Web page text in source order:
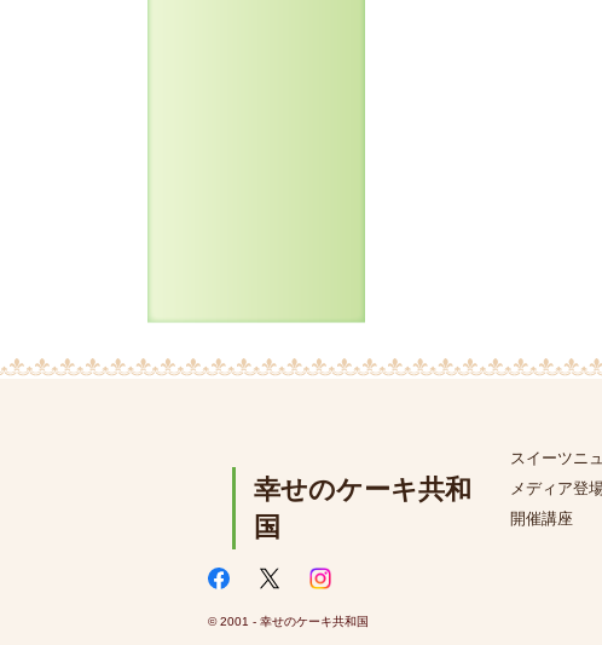
幸せのケーキ共和
国
スイーツニ
メディア登
開催講座
© 2001 - 幸せのケーキ共和国